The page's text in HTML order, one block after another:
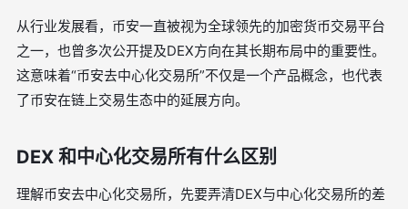
从行业发展看，币安一直被视为全球领先的加密货币交易平台
之一，也曾多次公开提及DEX方向在其长期布局中的重要性。
这意味着“币安去中心化交易所”不仅是一个产品概念，也代表
了币安在链上交易生态中的延展方向。
DEX 和中心化交易所有什么区别
理解币安去中心化交易所，先要弄清DEX与中心化交易所的差